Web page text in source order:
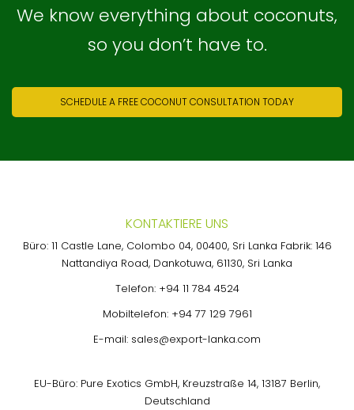
We know everything about coconuts,
so you don’t have to.
SCHEDULE A FREE COCONUT CONSULTATION TODAY
KONTAKTIERE UNS
Büro: 11 Castle Lane, Colombo 04, 00400, Sri Lanka Fabrik: 146
Nattandiya Road, Dankotuwa, 61130, Sri Lanka
Telefon: +94 11 784 4524
Mobiltelefon: +94 77 129 7961
E-mail: sales@export-lanka.com
EU-Büro: Pure Exotics GmbH, Kreuzstraße 14, 13187 Berlin,
Deutschland